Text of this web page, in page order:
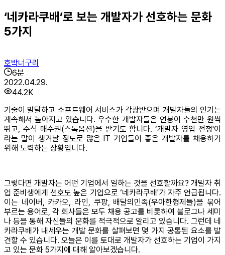
‘네카라쿠배’로 보는 개발자가 선호하는 문화
5가지
호박너구리
6분
2022.04.29.
44.2K
기술이 발달하고 소프트웨어 서비스가 각광받으며 개발자들의 인기는
계속해서 높아지고 있습니다. 우수한 개발자들은 연봉이 수천만 원씩
뛰고, 주식 매수권(스톡옵션)을 받기도 합니다. ‘개발자 영입 전쟁'이
라는 말이 생겨날 정도로 많은 IT 기업들이 좋은 개발자를 채용하기
위해 노력하는 상황입니다.
그렇다면 개발자는 어떤 기업에서 일하는 것을 선호할까요? 개발자 취
업 준비생에게 선호도 높은 기업으로 ‘네카라쿠배'가 자주 언급됩니다.
이는 네이버, 카카오, 라인, 쿠팡, 배달의민족(우아한형제들)을 묶어
부르는 용어로, 각 회사들은 모두 채용 공고를 비롯하여 블로그나 세미
나 등을 통해 자신들의 문화를 적극적으로 알리고 있습니다. 그런데 네
카라쿠배가 내세우는 개발 문화를 살펴보면 몇 가지 공통된 요소를 발
견할 수 있습니다. 오늘은 이를 토대로 개발자가 선호하는 기업이 가지
고 있는 문화 5가지에 대해 알아보겠습니다.